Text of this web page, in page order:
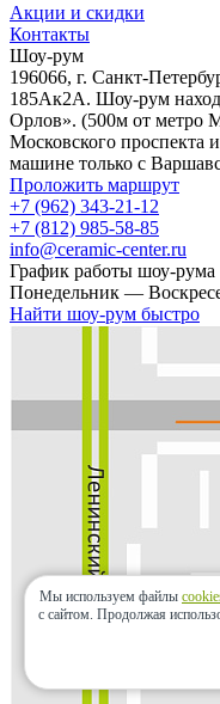
Акции и скидки
Контакты
Шоу-рум
196066, г. Санкт-
185Ак2А. Шоу-рум
Орлов». (500м от метро
Московского проспекта
машине только с
Проложить маршрут
+7 (962) 343-21-12
+7 (812) 985-58-85
info@ceramic-center.ru
График работы шоу-рума
Понедельник —
Найти шоу-рум быстро
Мы используем файлы
с сайтом. Продолжая